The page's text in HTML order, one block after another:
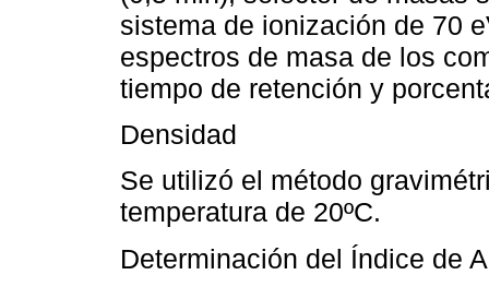
sistema de ionización de 70
espectros de masa de los
tiempo de retención y
Densidad
Se utilizó el método
temperatura de 20ºC.
Determinación del Índice de